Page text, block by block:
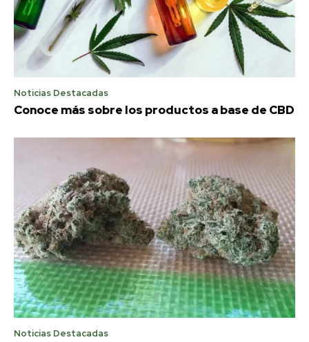
Noticias Destacadas
Conoce más sobre los productos a base de CBD
Noticias Destacadas